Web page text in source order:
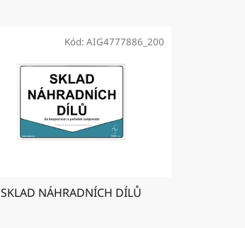
SKLAD NÁHRADNÍCH DÍLŮ
Kód: AIG4777886_200